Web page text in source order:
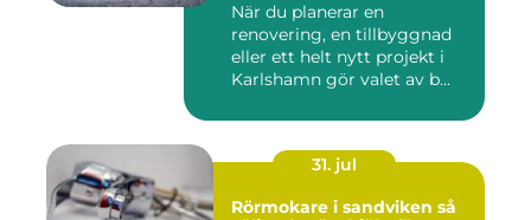
När du planerar en
renovering, en tillbyggnad
eller ett helt nytt projekt i
Karlshamn gör valet av b...
31. jul
Rörmokare i sandviken så